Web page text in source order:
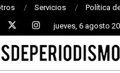
Servicios Política
jueves, 6 agosto